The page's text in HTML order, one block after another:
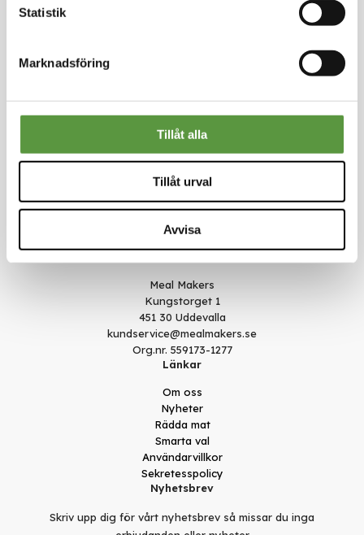
Statistik
Marknadsföring
Tillåt alla
Tillåt urval
Avvisa
Utg:
Artikel nummer
Nyhetsbrev
Skriv upp dig för vårt nyhetsbrev så missar du inga
Länkar
Om oss
Nyheter
Rädda mat
Smarta val
Användarvillkor
Sekretesspolicy
Meal Makers
Kungstorget 1
451 30 Uddevalla
kundservice@mealmakers.se
Org.nr. 559173-1277